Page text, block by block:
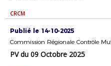
CRCM
Publié le 14-10-2025
Commission Régionale Contrôle
PV du 09 Octobre 2025